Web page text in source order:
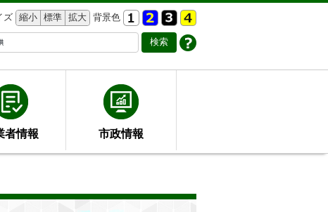
ズ 縮小 標準 拡大 背景色
者情報 市政情報